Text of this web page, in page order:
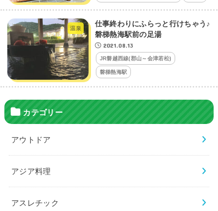
温泉
仕事終わりにふらっと行けちゃう♪
磐梯熱海駅前の足湯
2021.08.13
JR磐越西線(郡山～会津若松)
磐梯熱海駅
カテゴリー
アウトドア
アジア料理
アスレチック